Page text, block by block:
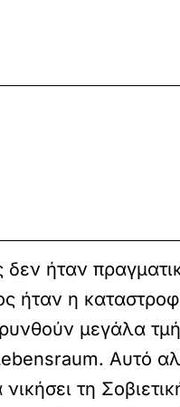
δεν ήταν
ήταν η
μεγάλα
Αυτό
τη